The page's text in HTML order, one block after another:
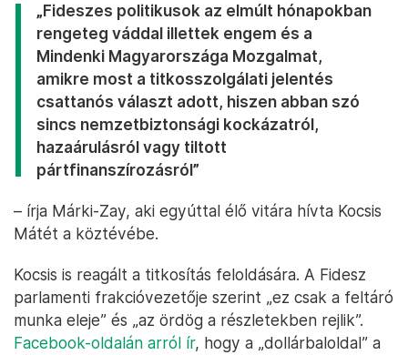
„Fideszes politikusok az elmúlt hónapokban
rengeteg váddal illettek engem és a
Mindenki Magyarországa Mozgalmat,
amikre most a titkosszolgálati jelentés
csattanós választ adott, hiszen abban szó
sincs nemzetbiztonsági kockázatról,
hazaárulásról vagy tiltott
pártfinanszírozásról”
– írja Márki-Zay, aki egyúttal élő vitára hívta Kocsis
Mátét a köztévébe.
Kocsis is reagált a titkosítás feloldására. A Fidesz
parlamenti frakcióvezetője szerint „ez csak a feltáró
munka eleje” és „az ördög a részletekben rejlik”.
Facebook-oldalán arról ír, hogy a „dollárbaloldal” a